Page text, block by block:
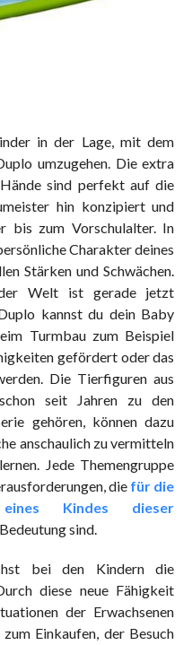
in der Lage, mit dem
umzugehen. Die extra
sind perfekt auf die
hin konzipiert und
bis zum Vorschulalter. In
Charakter deines
Stärken und Schwächen.
der Welt ist gerade jetzt
kannst du dein Baby
Turmbau zum Beispiel
gefördert oder das
Die Tierfiguren aus
seit Jahren zu den
gehören, können dazu
anschaulich zu vermitteln
Jede Themengruppe
die für die
eines Kindes dieser
sind.
bei den Kindern die
diese neue Fähigkeit
der Erwachsenen
Einkaufen, der Besuch